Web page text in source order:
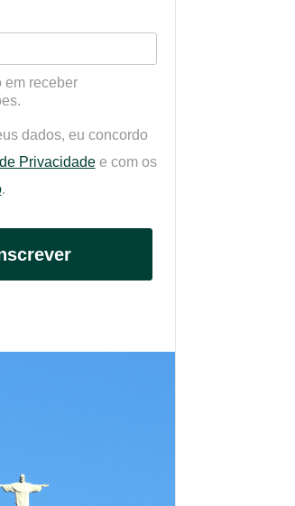
receber
dados, eu concordo
Privacidadee com os
.